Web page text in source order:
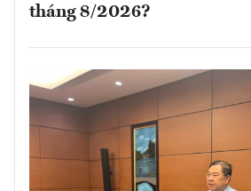
tháng 8/2026?